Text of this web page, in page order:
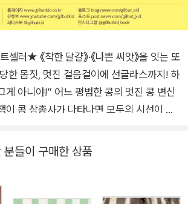
러★ 《착한 달걀》·《나쁜 씨앗》을 잇는 또
게 아니야!” 어느 평범한 콩의 멋진 콩 변신
데가 없지요. 멋쟁이 콩 삼총사처럼 되고 싶
다 어색하기만 하네요. 어떻게 하면 멋진 콩
분들이 구매한 상품